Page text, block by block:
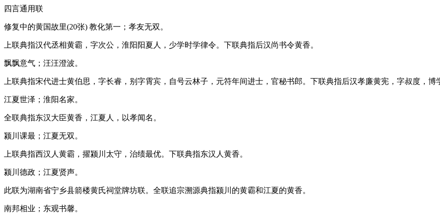
四言通用联
修复中的黄国故里(20张) 教化第一；孝友无双。
上联典指汉代丞相黄霸，字次公，淮阳阳夏人，少学时学律令。下联典指后汉尚书令黄香。
飘飘意气；汪汪澄波。
上联典指宋代进士黄伯思，字长睿，别字霄宾，自号云林子，元符年间进士，官秘书郎。下联典指后汉孝廉黄宪，字叔度，博
江夏世泽；淮阳名家。
全联典指东汉大臣黄香，江夏人，以孝闻名。
颍川课最；江夏无双。
上联典指西汉人黄霸，擢颍川太守，治绩最优。下联典指东汉人黄香。
颍川德政；江夏贤声。
此联为湖南省宁乡县箭楼黄氏祠堂牌坊联。全联追宗溯源典指颍川的黄霸和江夏的黄香。
南邦相业；东观书馨。